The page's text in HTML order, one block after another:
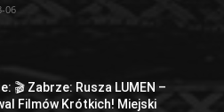
06
🎬 Zabrze: Rusza LUMEN –
Filmów Krótkich! Miejski